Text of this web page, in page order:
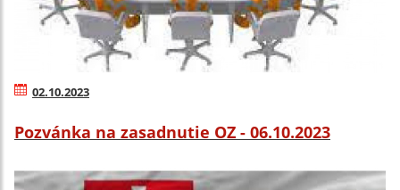
02.10.2023
Pozvánka na zasadnutie OZ - 06.10.2023